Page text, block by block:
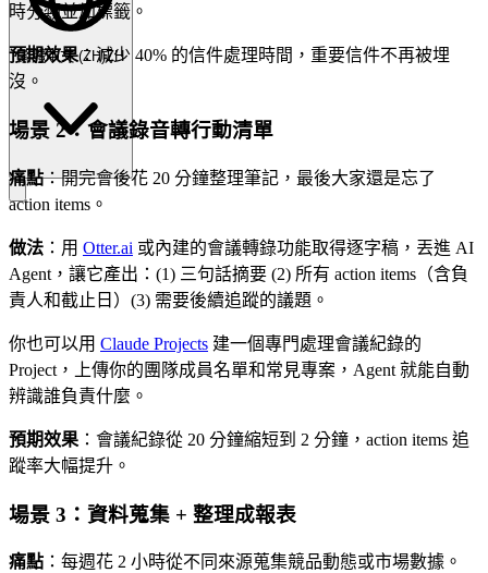
繁體中文(ZH)ZH
時分類並加標籤。
預期效果：減少 40% 的信件處理時間，重要信件不再被埋
沒。
場景 2：會議錄音轉行動清單
痛點：開完會後花 20 分鐘整理筆記，最後大家還是忘了
action items。
做法 ：用 Otter.ai 或內建的會議轉錄功能取得逐字稿，丟進 AI
Agent，讓它產出：(1) 三句話摘要 (2) 所有 action items（含負
責人和截止日）(3) 需要後續追蹤的議題。
你也可以用 Claude Projects 建一個專門處理會議紀錄的
Project，上傳你的團隊成員名單和常見專案，Agent 就能自動
辨識誰負責什麼。
預期效果 ：會議紀錄從 20 分鐘縮短到 2 分鐘，action items 追
蹤率大幅提升。
場景 3：資料蒐集 + 整理成報表
痛點 ：每週花 2 小時從不同來源蒐集競品動態或市場數據。